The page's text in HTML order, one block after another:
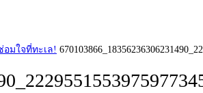
มใจที่ทะเล!